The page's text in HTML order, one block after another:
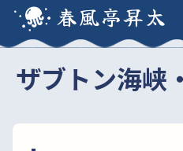
春風亭昇太
ザブトン海峡